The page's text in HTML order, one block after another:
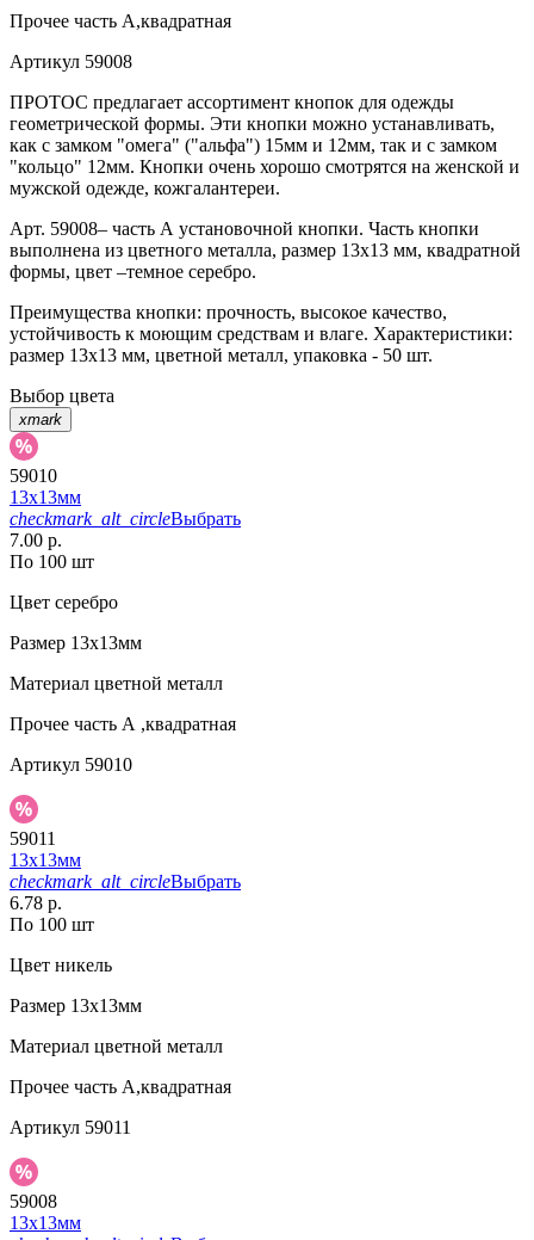
Прочее часть А,квадратная
Артикул 59008
ПРОТОС предлагает ассортимент кнопок для одежды
геометрической формы. Эти кнопки можно устанавливать,
как с замком "омега" ("альфа") 15мм и 12мм, так и с замком
"кольцо" 12мм. Кнопки очень хорошо смотрятся на женской и
мужской одежде, кожгалантереи.
Арт. 59008– часть А установочной кнопки. Часть кнопки
выполнена из цветного металла, размер 13х13 мм, квадратной
формы, цвет –темное серебро.
Преимущества кнопки: прочность, высокое качество,
устойчивость к моющим средствам и влаге. Характеристики:
размер 13х13 мм, цветной металл, упаковка - 50 шт.
Выбор цвета
xmark
59010
13х13мм
checkmark_alt_circleВыбрать
7.00 р.
По 100 шт
Цвет серебро
Размер 13х13мм
Материал цветной металл
Прочее часть А ,квадратная
Артикул 59010
59011
13х13мм
checkmark_alt_circleВыбрать
6.78 р.
По 100 шт
Цвет никель
Размер 13х13мм
Материал цветной металл
Прочее часть А,квадратная
Артикул 59011
59008
13х13мм